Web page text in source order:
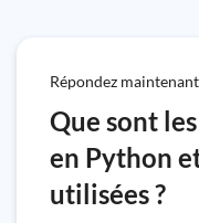
Répondez
Que sont
en Python
utilisées ?